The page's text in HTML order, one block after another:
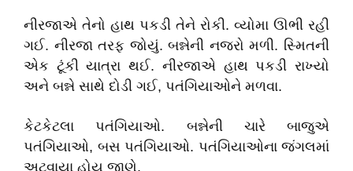
નીરજાએ તેનો હાથ પકડી તેને રોકી. વ્યોમા ઊભી રહી
ગઈ. નીરજા તરફ જોયું. બન્નેની નજરો મળી. સ્મિતની
એક ટૂંકી યાત્રા થઈ. નીરજાએ હાથ પકડી રાખ્યો
અને બન્ને સાથે દોડી ગઈ, પતંગિયાઓને મળવા.
કેટકેટલા પતંગિયાઓ. બન્નેની ચારે બાજુએ
પતંગિયાઓ, બસ પતંગિયાઓ. પતંગિયાઓના જંગલમાં
અટવાયા હોય જાણે.